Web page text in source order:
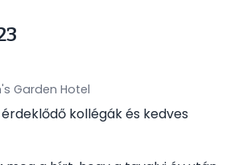
Események
HUPIR
Garden Hotel
kollégák és kedves